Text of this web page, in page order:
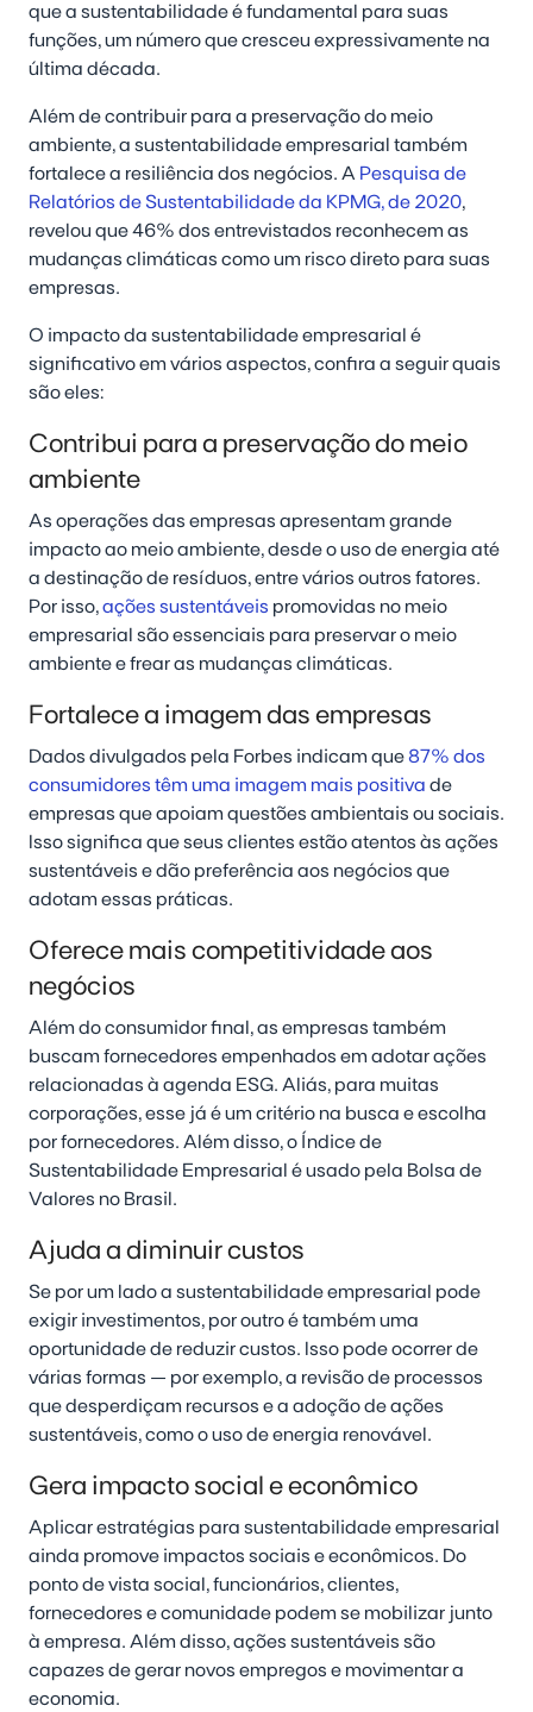
que a sustentabilidade é fundamental para suas
funções, um número que cresceu expressivamente na
última década.
Além de contribuir para a preservação do meio
ambiente, a sustentabilidade empresarial também
fortalece a resiliência dos negócios. A Pesquisa de
Relatórios de Sustentabilidade da KPMG, de 2020,
revelou que 46% dos entrevistados reconhecem as
mudanças climáticas como um risco direto para suas
empresas.
O impacto da sustentabilidade empresarial é
significativo em vários aspectos, confira a seguir quais
são eles:
Contribui para a preservação do meio
ambiente
As operações das empresas apresentam grande
impacto ao meio ambiente, desde o uso de energia até
a destinação de resíduos, entre vários outros fatores.
Por isso,ações sustentáveis promovidas no meio
empresarial são essenciais para preservar o meio
ambiente e frear as mudanças climáticas.
Fortalece a imagem das empresas
Dados divulgados pela Forbes indicam que87% dos
consumidores têm uma imagem mais positiva de
empresas que apoiam questões ambientais ou sociais.
Isso significa que seus clientes estão atentos às ações
sustentáveis e dão preferência aos negócios que
adotam essas práticas.
Oferece mais competitividade aos
negócios
Além do consumidor final, as empresas também
buscam fornecedores empenhados em adotar ações
relacionadas à agenda ESG. Aliás, para muitas
corporações, esse já é um critério na busca e escolha
por fornecedores. Além disso, o Índice de
Sustentabilidade Empresarial é usado pela Bolsa de
Valores no Brasil.
Ajuda a diminuir custos
Se por um lado a sustentabilidade empresarial pode
exigir investimentos, por outro é também uma
oportunidade de reduzir custos. Isso pode ocorrer de
várias formas — por exemplo, a revisão de processos
que desperdiçam recursos e a adoção de ações
sustentáveis, como o uso de energia renovável.
Gera impacto social e econômico
Aplicar estratégias para sustentabilidade empresarial
ainda promove impactos sociais e econômicos. Do
ponto de vista social, funcionários, clientes,
fornecedores e comunidade podem se mobilizar junto
à empresa. Além disso, ações sustentáveis são
capazes de gerar novos empregos e movimentar a
economia.